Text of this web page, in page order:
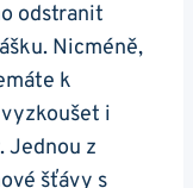
odstranit
Nicméně,⁣
k
i
Jednou z
šťávy s